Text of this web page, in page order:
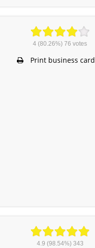
4 (80.26%)76 votes
Print business card
4.9 (98.54%) 343